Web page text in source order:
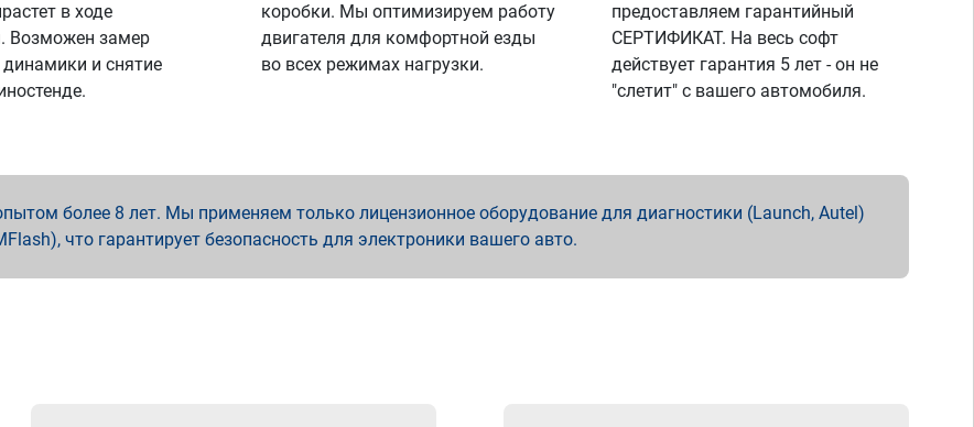
в ходе
Возможен замер
и снятие
коробки. Мы оптимизируем работу
двигателя для комфортной езды
во всех режимах нагрузки.
предоставляем гарантийный
СЕРТИФИКАТ. На весь софт
действует гарантия 5 лет - он не
"слетит" с вашего автомобиля.
более 8 лет. Мы применяем только лицензионное оборудование для диагностики (Launch, Autel)
что гарантирует безопасность для электроники вашего авто.